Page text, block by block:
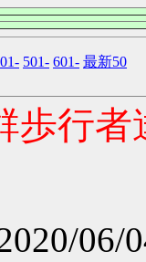
501- 601- 最新50
群歩行
06/